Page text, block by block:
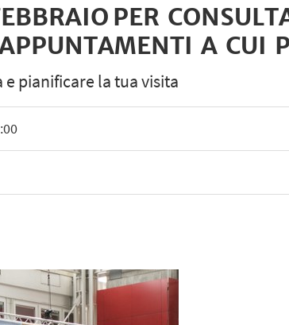
PER
A CUI
pianificare la tua visita